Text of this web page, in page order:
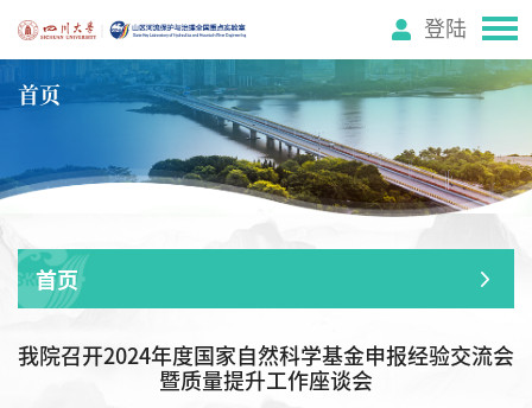
登陆
首页
首页
我院召开2024年度国家自然科学基金申报经验交流会
暨质量提升工作座谈会